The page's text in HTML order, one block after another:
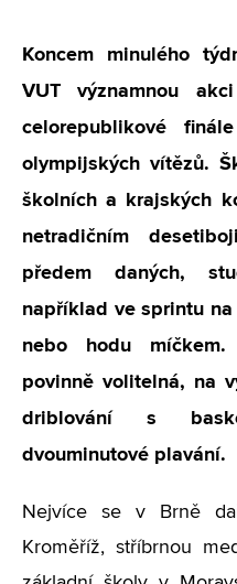
Koncem minulého
VUT významnou
celorepublikové
olympijských vítězů.
školních a krajských
netradičním
předem daných,
například ve sprintu
nebo hodu
povinně volitelná, na
driblování s
dvouminutové plavání.
Nejvíce se v Brně
Kroměříž, stříbrnou